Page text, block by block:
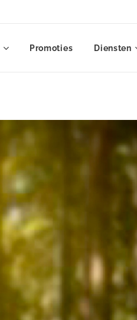
Promoties Diensten